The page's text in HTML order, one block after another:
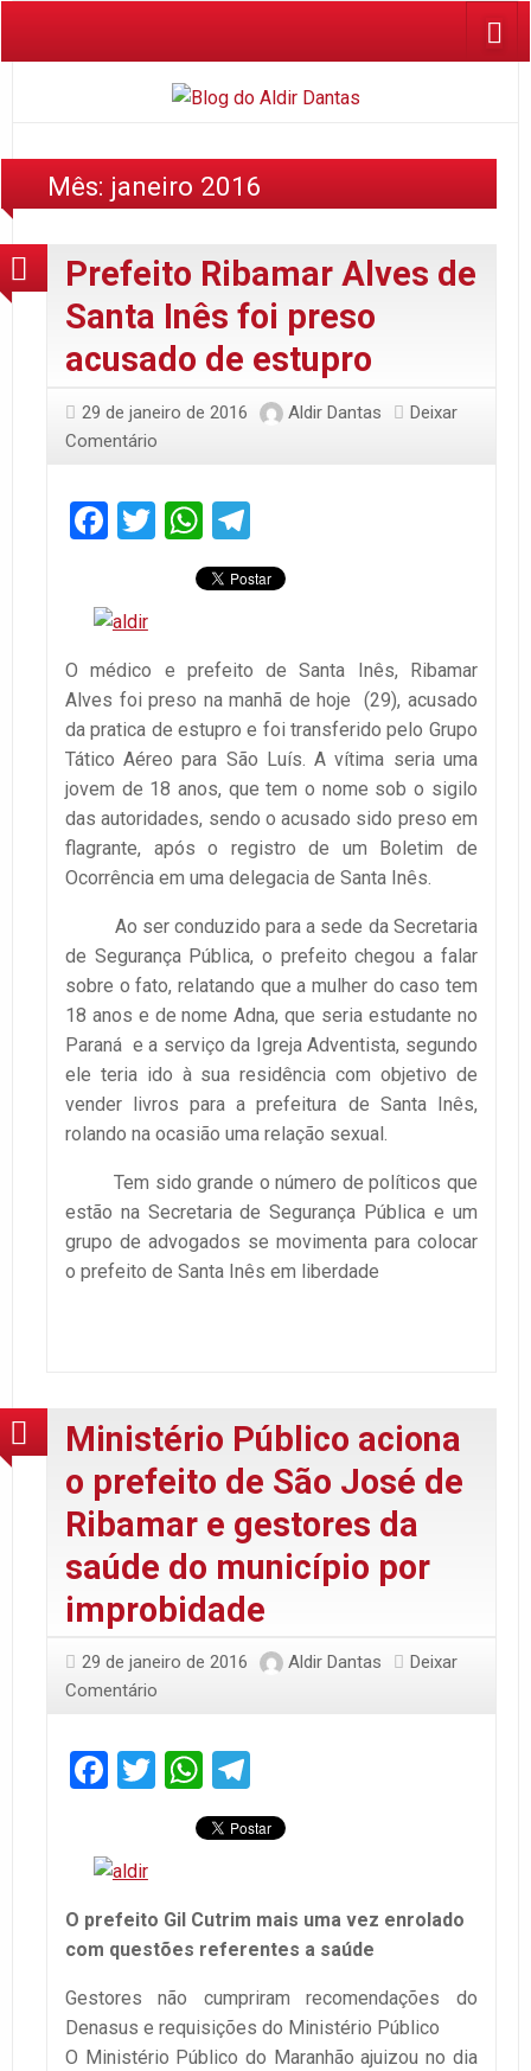
Mês: janeiro 2016
Prefeito Ribamar Alves de
Santa Inês foi preso
acusado de estupro
29 de janeiro de 2016 Aldir Dantas
Deixar
Comentário
Facebook
TwitterWhatsApp
O médico e prefeito de Santa Inês, Ribamar
Alves foi preso na manhã de hoje (29), acusado
da pratica de estupro e foi transferido pelo Grupo
Tático Aéreo para São Luís. A vítima seria uma
jovem de 18 anos, que tem o nome sob o sigilo
das autoridades, sendo o acusado sido preso em
flagrante, após o registro de um Boletim de
Ocorrência em uma delegacia de Santa Inês.
Ao ser conduzido para a sede da Secretaria
de Segurança Pública, o prefeito chegou a falar
sobre o fato, relatando que a mulher do caso tem
18 anos e de nome Adna, que seria estudante no
Paraná e a serviço da Igreja Adventista, segundo
ele teria ido à sua residência com objetivo de
vender livros para a prefeitura de Santa Inês,
rolando na ocasião uma relação sexual.
Tem sido grande o número de políticos que
estão na Secretaria de Segurança Pública e um
grupo de advogados se movimenta para colocar
o prefeito de Santa Inês em liberdade
Ministério Público aciona
o prefeito de São José de
Ribamar e gestores da
saúde do município por
improbidade
29 de janeiro de 2016 Aldir Dantas
Deixar
Comentário
Facebook
TwitterWhatsApp
O prefeito Gil Cutrim mais uma vez enrolado
com questões referentes a saúde
Gestores não cumpriram recomendações do
Denasus e requisições do Ministério Público
O Ministério Público do Maranhão ajuizou no dia